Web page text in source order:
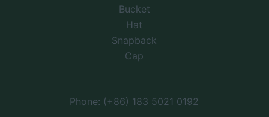
Bucket
Hat
Snapback
Cap
Phone: (+86) 183 5021 0192